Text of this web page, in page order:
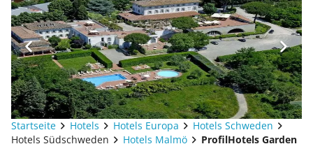
Startseite Hotels Hotels Europa
Hotels Schweden
Hotels Südschweden
Hotels Malmö ProfilHotels Garden